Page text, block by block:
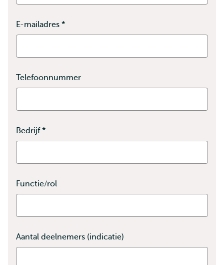
verplicht
E-mailadres *
veld
verplicht
Telefoonnummer
Bedrijf*
veld
verplicht
Functie/rol
Aantal deelnemers (indicatie)